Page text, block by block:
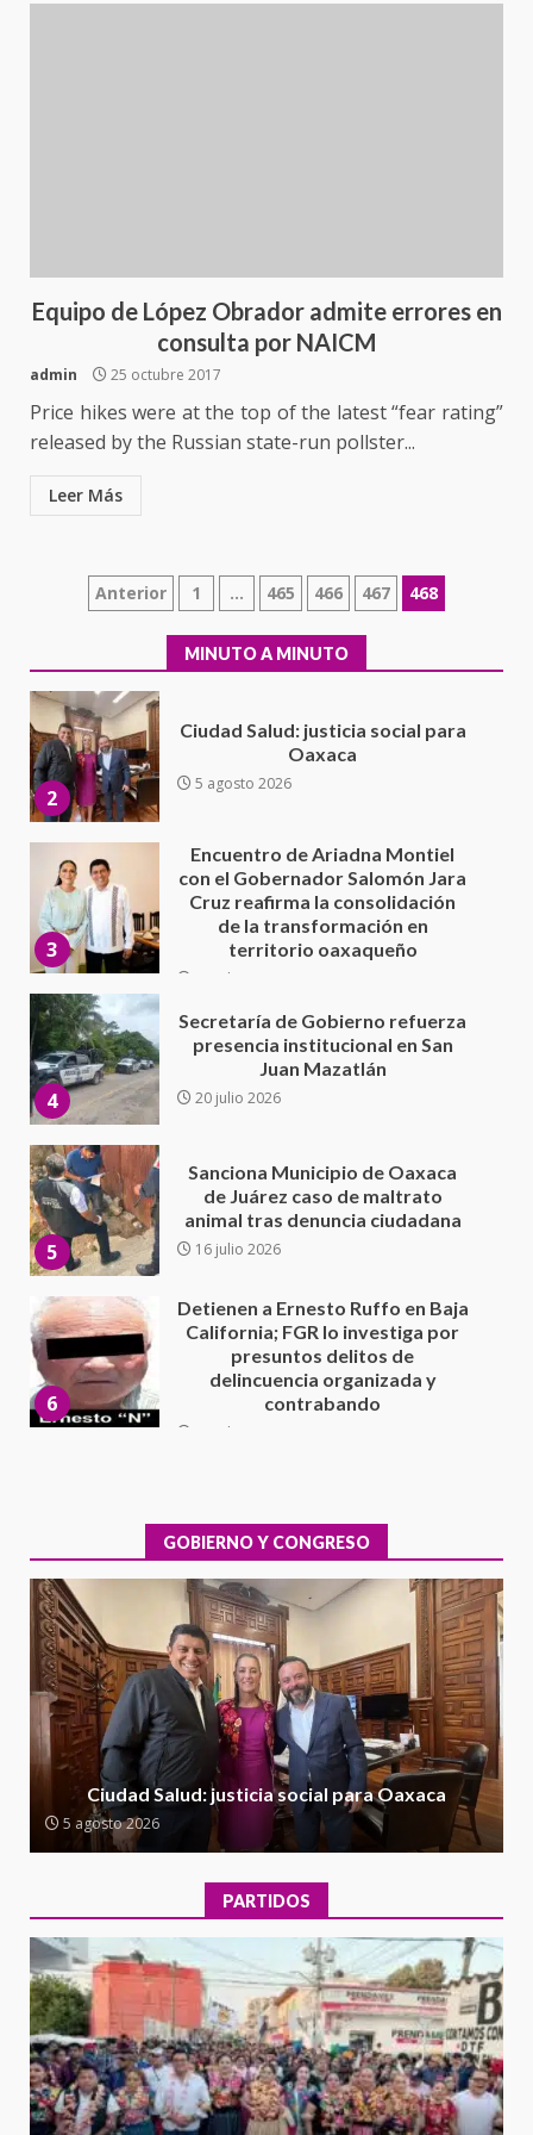
Equipo de López Obrador admite errores en
consulta por NAICM
admin 25 octubre 2017
Price hikes were at the top of the latest “fear rating”
released by the Russian state-run pollster...
Leer Más
Paginación
entradas
Anterior 1 … 465 466 467 468
MINUTO A MINUTO
7
Sin paso carretera Oaxaca-
Cuacnopalan
26 junio 2026
Exhorta Poder Legislativo al
IEEPO y al Iocied a realizar una
5 agosto 2026
Ciudad Salud: justicia social para
Oaxaca
5 agosto 2026
Encuentro de Ariadna Montiel
con el Gobernador Salomón Jara
Cruz reafirma la consolidación
30 julio 2026
Secretaría de Gobierno refuerza
presencia institucional en San
Juan Mazatlán
Sanciona Municipio de Oaxaca
de Juárez caso de maltrato
animal tras denuncia ciudadana
Detienen a Ernesto Ruffo en Baja
California; FGR lo investiga por
presuntos delitos de
delincuencia organizada y
16 julio 2026
Sin paso carretera Oaxaca-
Cuacnopalan
26 junio 2026
1
evaluación técnica y estructural
integral de las instalaciones de la
Escuela Secundaria General
Moisés Sáenz Garza
5 agosto 2026
2
Ciudad Salud: justicia social para
Oaxaca
5 agosto 2026
Encuentro de Ariadna Montiel
con el Gobernador Salomón Jara
Cruz reafirma la consolidación
territorio oaxaqueño
30 julio 2026
4
Secretaría de Gobierno refuerza
presencia institucional en San
Juan Mazatlán
20 julio 2026
Sanciona Municipio de Oaxaca
GOBIERNO Y CONGRESO
Ciudad Salud: justicia social para Oaxaca
5 agosto 2026
PARTIDOS